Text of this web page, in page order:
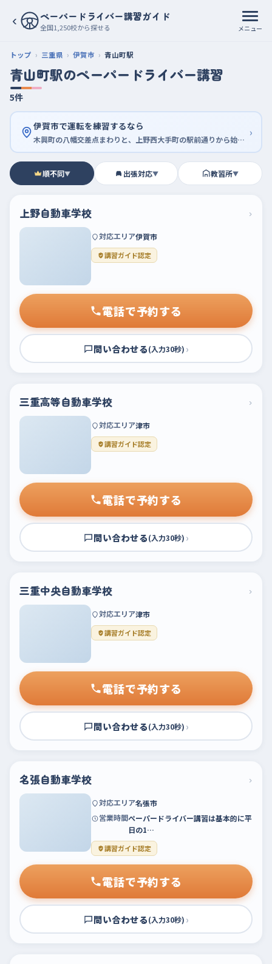
‹ ペーパードライバー講習ガイド
全国1,250校から探せる メニュー
トップ 三重県 伊賀市 青山町駅
青山町駅のペーパードライバー講習
5件
伊賀市で運転を練習するなら
木興町の八幡交差点まわりと、上野西大手町の駅前通りから始めよう ›
順不同▼ 出張対応▼ 教習所▼
上野自動車学校 ›
対応エリア伊賀市
講習ガイド認定
電話で予約する
問い合わせる(入力30秒) ›
三重高等自動車学校 ›
対応エリア津市
講習ガイド認定
電話で予約する
問い合わせる(入力30秒) ›
三重中央自動車学校 ›
対応エリア津市
講習ガイド認定
電話で予約する
問い合わせる(入力30秒) ›
名張自動車学校 ›
対応エリア名張市
営業時間ペーパードライバー講習は基本的に平
日の1…
講習ガイド認定
電話で予約する
問い合わせる(入力30秒) ›